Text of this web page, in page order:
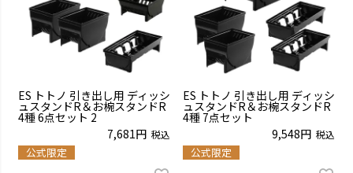
ES トトノ 引き出し用 ディッシ
ュスタンドR＆お椀スタンドR
4種 6点セット 2
7,681
税込
公式限定
ES トトノ 引き出し用 ディッシ
ュスタンドR＆お椀スタンドR
4種 7点セット
9,548
税込
公式限定